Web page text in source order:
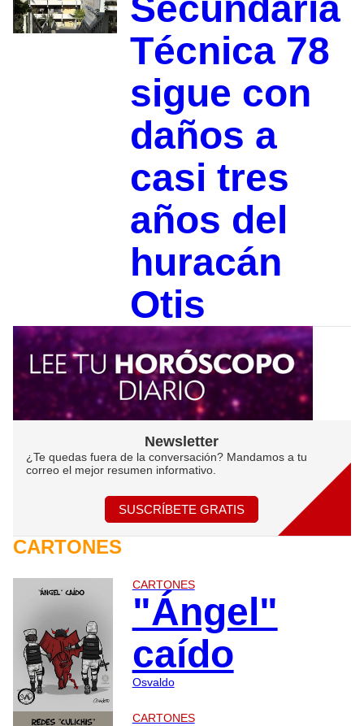
Técnica 78
sigue con
daños a
casi tres
años del
huracán
Otis
Newsletter
¿Te quedas fuera de la conversación? Mandamos a tu
correo el mejor resumen informativo.
SUSCRÍBETE GRATIS
CARTONES
CARTONES
"Ángel"
caído
Osvaldo
CARTONES